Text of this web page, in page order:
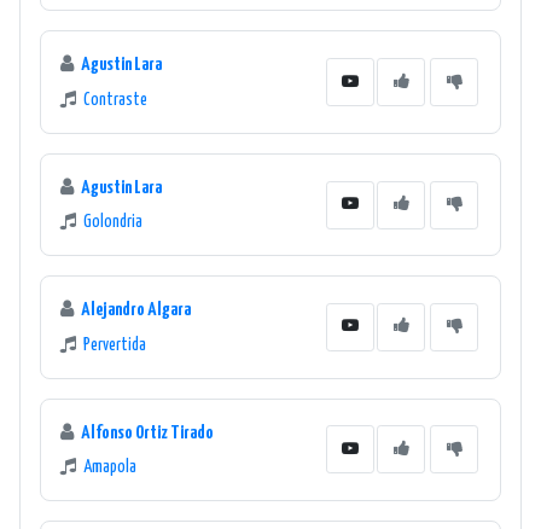
Agustin Lara
Contraste
Agustin Lara
Golondria
Alejandro Algara
Pervertida
Alfonso Ortiz Tirado
Amapola